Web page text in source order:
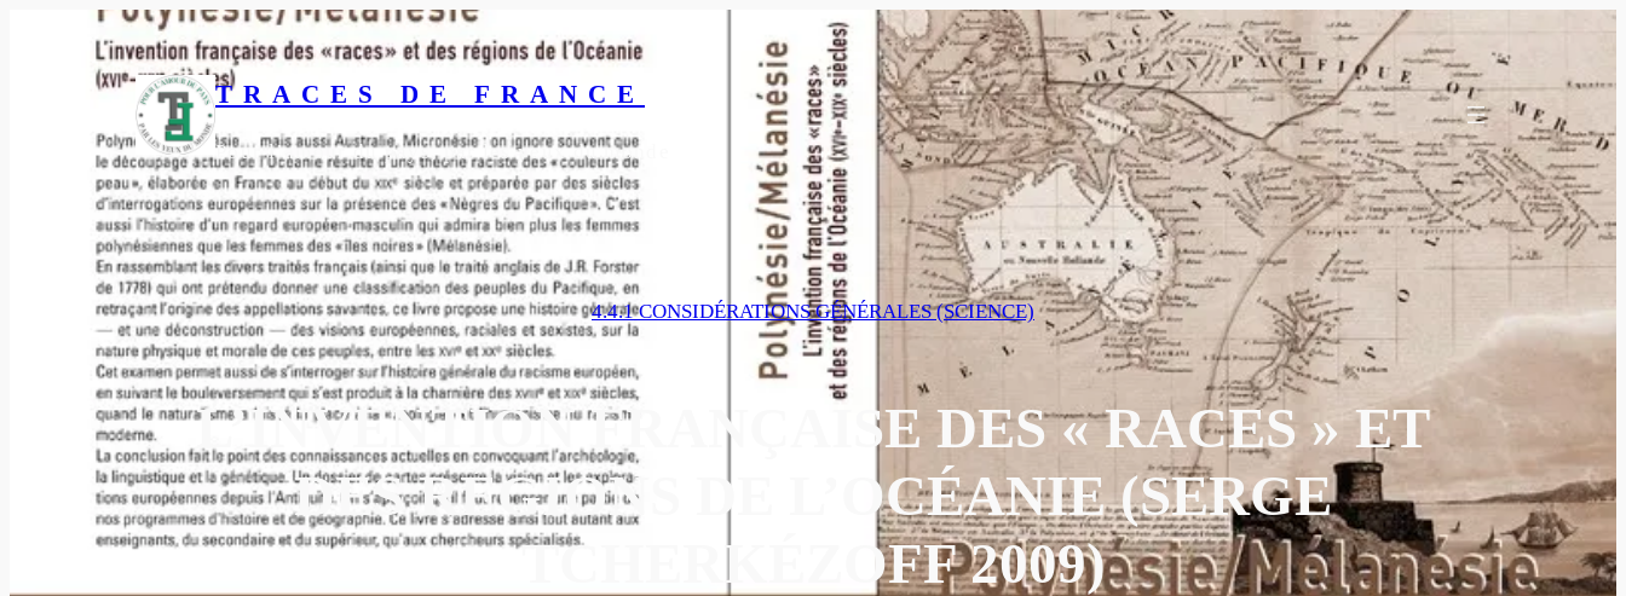
TRACES DE FRANCE
Pour l’amour du pays, par les yeux du monde
4.4.1 CONSIDÉRATIONS GÉNÉRALES (SCIENCE)
L’INVENTION FRANÇAISE DES « RACES » ET
DES RÉGIONS DE L’OCÉANIE (SERGE
TCHERKÉZOFF 2009)